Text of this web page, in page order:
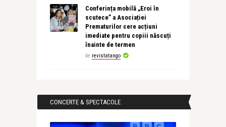
Conferința mobilă „Eroi în
scutece” a Asociației
Prematurilor cere acțiuni
imediate pentru copiii născuți
înainte de termen
de revistatango
CONCERTE & SPECTACOLE